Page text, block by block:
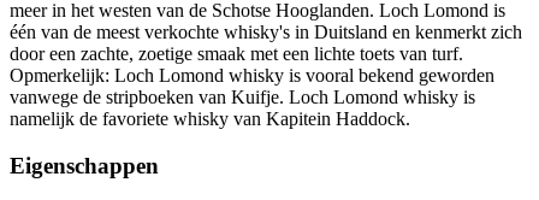
meer in het westen van de Schotse Hooglanden. Loch Lomond is
één van de meest verkochte whisky's in Duitsland en kenmerkt zich
door een zachte, zoetige smaak met een lichte toets van turf.
Opmerkelijk: Loch Lomond whisky is vooral bekend geworden
vanwege de stripboeken van Kuifje. Loch Lomond whisky is
namelijk de favoriete whisky van Kapitein Haddock.
Eigenschappen